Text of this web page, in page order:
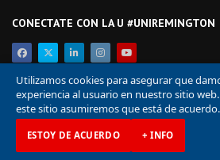
CONECTATE CON LA U #UNIREMINGTON
© Corporación Universitaria Remington 2026
Utilizamos cookies para asegurar que
experiencia al usuario en nuestro sitio
este sitio asumiremos que está de acuerdo.
ESTOY DE ACUERDO + INFO